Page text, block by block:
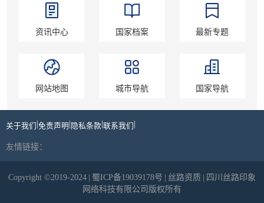
资讯中心 国家档案 最新专题
网站地图 城市导航 国家导航
关于我们 |免责声明 | 隐私条款|联系我们 |
友情链接：
Copyright ©2019-2024 | 蜀ICP备19039178号 | 丝路资质 | 四川丝路印象
网络科技有限公司版权所有